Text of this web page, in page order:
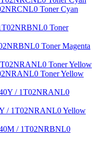
Toner Cyan
Toner Magenta
Toner Yellow
/ 1T02NRANL0 Yellow